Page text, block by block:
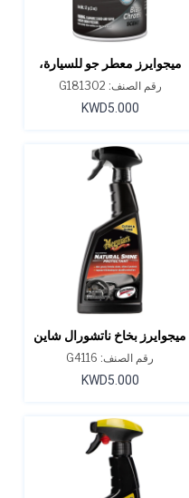
ميجوايرز معطر جو للسيارة،
مزيل للروائح برائحة الكروم
الأسود
رقم الصنف: G181302
KWD5.000
ميجوايرز بخاخ ناتشورال شاين
أونصة
رقم الصنف: G4116
KWD5.000